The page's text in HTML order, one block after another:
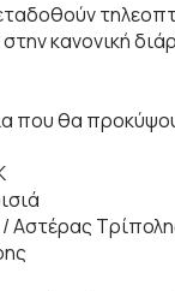
κανονική
που θα
Αστέρας